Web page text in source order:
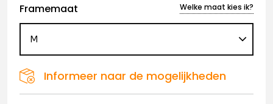
Framemaat Welke maat kies ik?
Informeer naar de mogelijkheden